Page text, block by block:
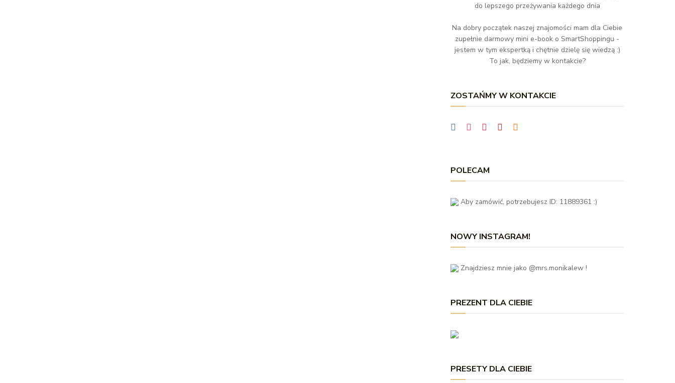
do lepszego przeżywania każdego dnia
Na dobry początek naszej znajomości mam dla Ciebie
zupełnie darmowy mini e-book o SmartShoppingu -
jestem w tym ekspertką i chętnie dzielę się wiedzą :)
To jak, będziemy w kontakcie?
ZOSTAŃMY W KONTAKCIE
POLECAM
Aby zamówić, potrzebujesz ID: 11889361 :)
NOWY INSTAGRAM!
Znajdziesz mnie jako @mrs.monikalew !
PREZENT DLA CIEBIE
PRESETY DLA CIEBIE